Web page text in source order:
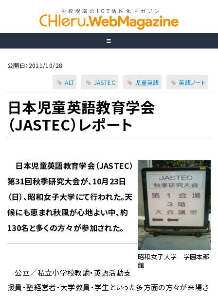
公開日：2011/10/28
ALT JASTEC 児童英語 英語ノート
日本児童英語教育学会
（JASTEC）レポート
昭和女子大学 学園本部
館
日本児童英語教育学会（JASTEC）
第31回秋季研究大会が、10月23日
（日）、昭和女子大学にて行われた。天
候にも恵まれ秋風が心地よい中、約
130名と多くの方々が参加された。
公立／私立小学校教諭・英語活動支
援員・塾経営者・大学教員・学生といった多方面の方々が来場さ